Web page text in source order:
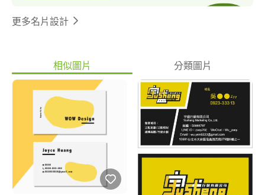
更多名片設計
相似圖片 分類圖片